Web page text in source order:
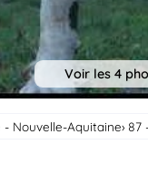
Voir les 4
- Nouvelle-Aquitaine 87